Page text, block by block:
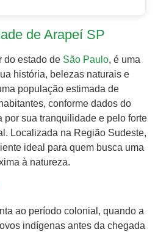
de Arapeí SP
do estado de São Paulo, é uma
história, belezas naturais e
população estimada de
conforme dados do
por sua tranquilidade e pelo forte
Localizada na Região Sudeste,
ideal para quem busca uma
à natureza.
ao período colonial, quando a
indígenas antes da chegada